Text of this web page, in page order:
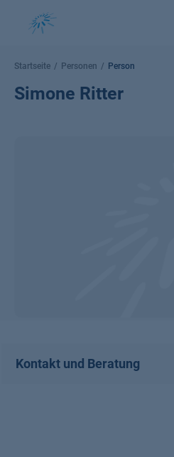
Startseite Personen Person
Simone Ritter
Kontakt und Beratung